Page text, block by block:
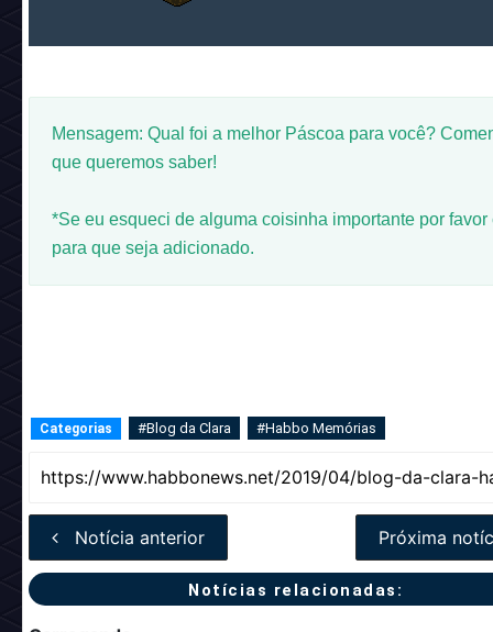
Mensagem: Qual foi a melhor Páscoa para você?
que queremos saber!
*Se eu esqueci de alguma coisinha importante por favor
para que seja adicionado.
Categorias #Blog da Clara #Habbo Memórias
Notícia anterior Próxima
Notícias relacionadas: